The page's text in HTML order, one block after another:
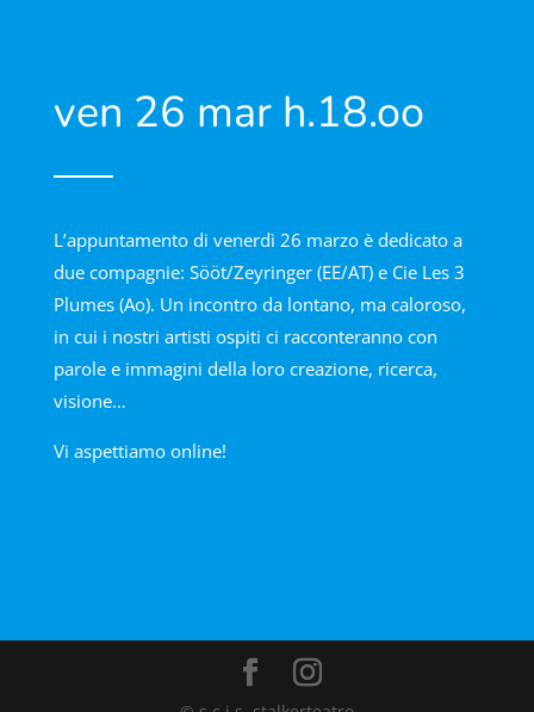
ven 26 mar h.18.oo
L’appuntamento di venerdì 26 marzo è dedicato a
due compagnie: Sööt/Zeyringer (EE/AT) e Cie Les 3
Plumes (Ao). Un incontro da lontano, ma caloroso,
in cui i nostri artisti ospiti ci racconteranno con
parole e immagini della loro creazione, ricerca,
visione…
Vi aspettiamo online!